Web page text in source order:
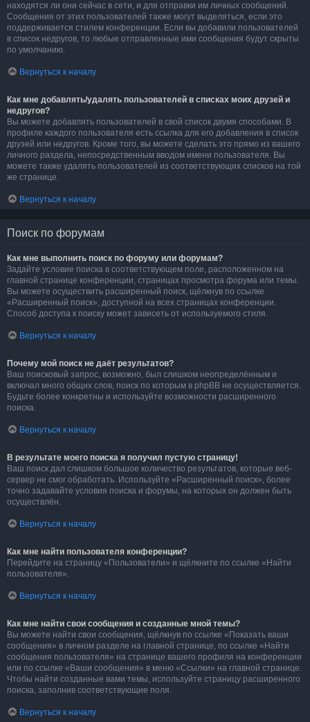
находятся ли они сейчас в сети, и для отправки им личных сообщений.
Сообщения от этих пользователей также могут выделяться, если это
поддерживается стилем конференции. Если вы добавили пользователей
в список недругов, то любые отправленные ими сообщения будут скрыты
по умолчанию.
Вернуться к началу
Как мне добавлять/удалять пользователей в списках моих друзей и
недругов?
Вы можете добавлять пользователей в свой список двумя способами. В
профиле каждого пользователя есть ссылка для его добавления в список
друзей или недругов. Кроме того, вы можете сделать это прямо из вашего
личного раздела, непосредственным вводом имени пользователя. Вы
можете также удалять пользователей из соответствующих списков на той
же странице.
Вернуться к началу
Поиск по форумам
Как мне выполнить поиск по форуму или форумам?
Задайте условие поиска в соответствующем поле, расположенном на
главной странице конференции, страницах просмотра форума или темы.
Вы можете осуществить расширенный поиск, щёлкнув по ссылке
«Расширенный поиск», доступной на всех страницах конференции.
Способ доступа к поиску может зависеть от используемого стиля.
Вернуться к началу
Почему мой поиск не даёт результатов?
Ваш поисковый запрос, возможно, был слишком неопределённым и
включал много общих слов, поиск по которым в phpBB не осуществляется.
Будьте более конкретны и используйте возможности расширенного
поиска.
Вернуться к началу
В результате моего поиска я получил пустую страницу!
Ваш поиск дал слишком большое количество результатов, которые веб-
сервер не смог обработать. Используйте «Расширенный поиск», более
точно задавайте условия поиска и форумы, на которых он должен быть
осуществлён.
Вернуться к началу
Как мне найти пользователя конференции?
Перейдите на страницу «Пользователи» и щёлкните по ссылке «Найти
пользователя».
Вернуться к началу
Как мне найти свои сообщения и созданные мной темы?
Вы можете найти свои сообщения, щёлкнув по ссылке «Показать ваши
сообщения» в личном разделе на главной странице, по ссылке «Найти
сообщения пользователя» на странице вашего профиля на конференции
или по ссылке «Ваши сообщения» в меню «Ссылки» на главной странице.
Чтобы найти созданные вами темы, используйте страницу расширенного
поиска, заполнив соответствующие поля.
Вернуться к началу